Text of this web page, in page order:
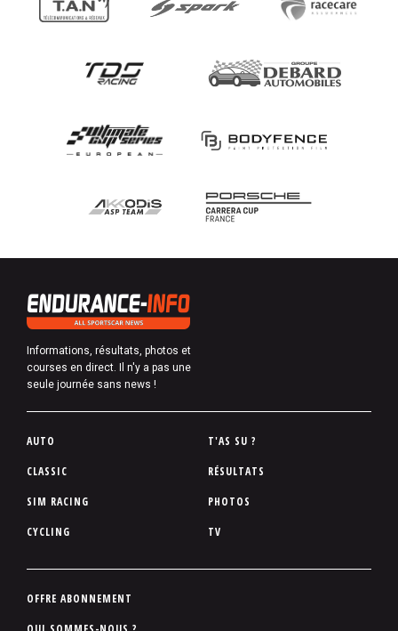
Informations, résultats, photos et
courses en direct. Il n'y a pas une
seule journée sans news !
P
d
d
p
AUTO
CLASSIC
SIM RACING
CYCLING
T'AS SU ?
RÉSULTATS
PHOTOS
TV
P
OFFRE ABONNEMENT